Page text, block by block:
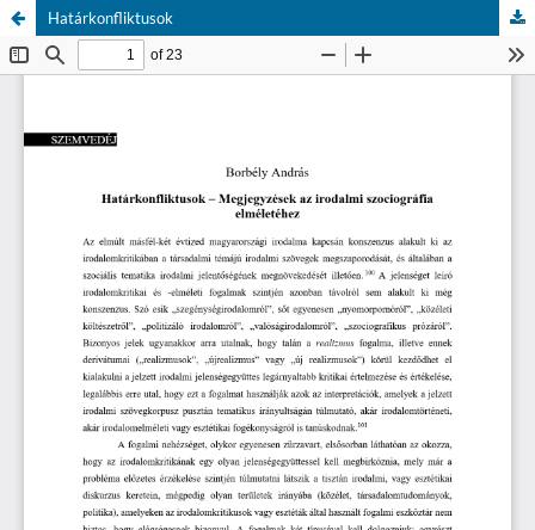
Határkonfliktusok